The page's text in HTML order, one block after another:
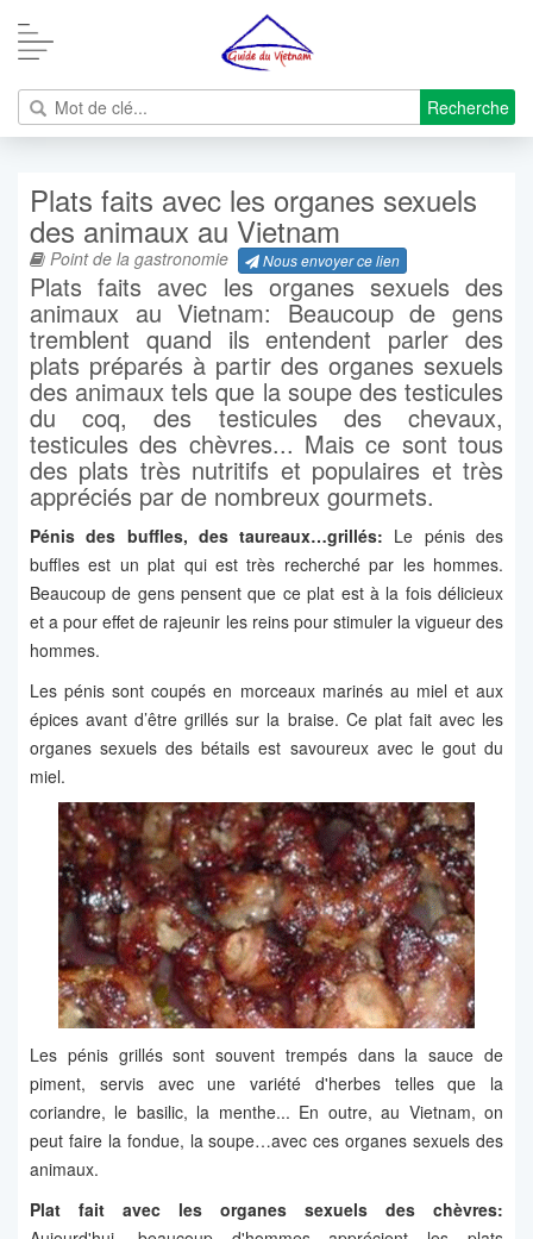
Recherche
Plats faits avec les organes sexuels
des animaux au Vietnam
Point de la gastronomie Nous envoyer ce lien
Plats faits avec les organes sexuels des
animaux au Vietnam: Beaucoup de gens
tremblent quand ils entendent parler des
plats préparés à partir des organes sexuels
des animaux tels que la soupe des testicules
du coq, des testicules des chevaux,
testicules des chèvres... Mais ce sont tous
des plats très nutritifs et populaires et très
appréciés par de nombreux gourmets.
Pénis des buffles, des taureaux…grillés: Le pénis des
buffles est un plat qui est très recherché par les hommes.
Beaucoup de gens pensent que ce plat est à la fois délicieux
et a pour effet de rajeunir les reins pour stimuler la vigueur des
hommes.
Les pénis sont coupés en morceaux marinés au miel et aux
épices avant d’être grillés sur la braise. Ce plat fait avec les
organes sexuels des bétails est savoureux avec le gout du
miel.
Les pénis grillés sont souvent trempés dans la sauce de
piment, servis avec une variété d'herbes telles que la
coriandre, le basilic, la menthe... En outre, au Vietnam, on
peut faire la fondue, la soupe…avec ces organes sexuels des
animaux.
Plat fait avec les organes sexuels des chèvres: